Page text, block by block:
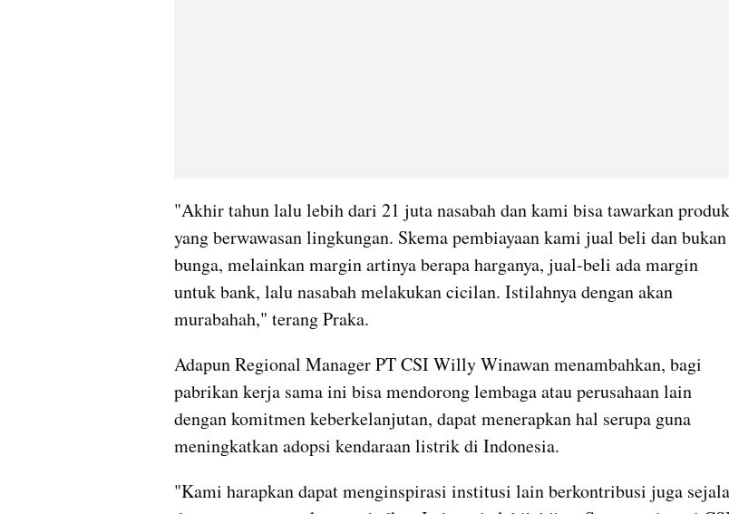
"Akhir tahun lalu lebih dari 21 juta nasabah dan kami bisa tawarkan produk
yang berwawasan lingkungan. Skema pembiayaan kami jual beli dan bukan
bunga, melainkan margin artinya berapa harganya, jual-beli ada margin
untuk bank, lalu nasabah melakukan cicilan. Istilahnya dengan akan
murabahah," terang Praka.
Adapun Regional Manager PT CSI Willy Winawan menambahkan, bagi
pabrikan kerja sama ini bisa mendorong lembaga atau perusahaan lain
dengan komitmen keberkelanjutan, dapat menerapkan hal serupa guna
meningkatkan adopsi kendaraan listrik di Indonesia.
"Kami harapkan dapat menginspirasi institusi lain berkontribusi juga